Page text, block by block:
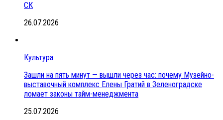
СК
26.07.2026
Культура
Зашли на пять минут — вышли через час: почему Музейно-
выставочный комплекс Елены Гратий в Зеленоградске
ломает законы тайм-менеджмента
25.07.2026